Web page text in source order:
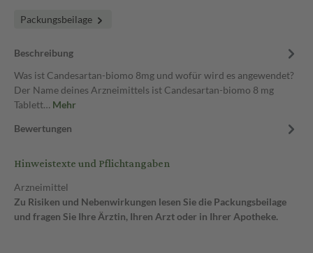
Packungsbeilage
Beschreibung
Was ist Candesartan-biomo 8mg und wofür wird es angewendet?
Der Name deines Arzneimittels ist Candesartan-biomo 8 mg
Tablett… Mehr
Bewertungen
Hinweistexte und Pflichtangaben
Arzneimittel
Zu Risiken und Nebenwirkungen lesen Sie die Packungsbeilage
und fragen Sie Ihre Ärztin, Ihren Arzt oder in Ihrer Apotheke.